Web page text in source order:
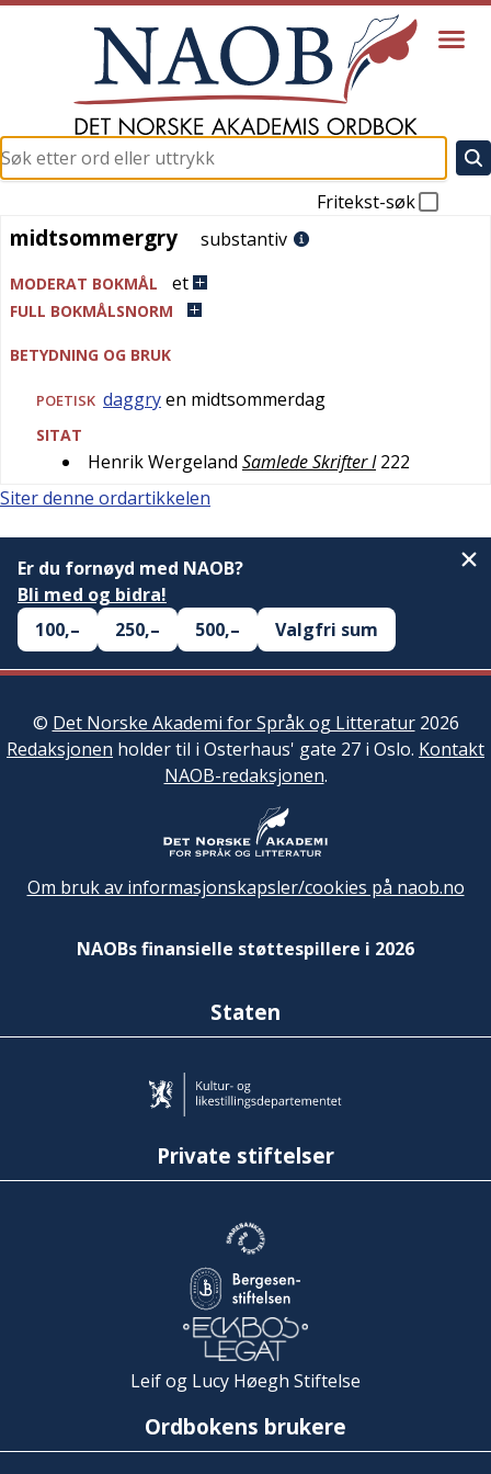
Fritekst-søk
midtsommergry
midtsommergry substantiv
MODERAT BOKMÅL et
FULL BOKMÅLSNORM
BETYDNING OG BRUK
POETISK daggryen midtsommerdag
SITAT
Henrik Wergeland Samlede Skrifter I 222
Siter denne ordartikkelen
Er du fornøyd med NAOB?
Bli med og bidra!
100,–
250,– 500,– Valgfri sum
© Det Norske Akademi for Språk og Litteratur2026
Redaksjonen holder til i Osterhaus' gate 27 i Oslo. Kontakt
NAOB-redaksjonen.
Om bruk av informasjonskapsler/cookies på naob.no
NAOBs finansielle støttespillere i 2026
Staten
Private stiftelser
Leif og Lucy Høegh Stiftelse
Ordbokens brukere